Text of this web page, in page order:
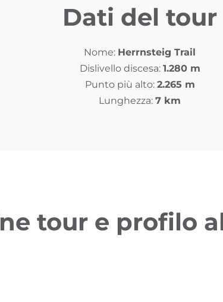
Dati del tour
Nome: Herrnsteig Trail
Dislivello discesa: 1.280 m
Punto più alto: 2.265 m
Lunghezza: 7 km
tour e profilo